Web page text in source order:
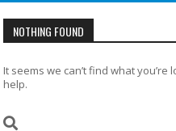
NOTHING FOUND
It seems we can’t find what
help.